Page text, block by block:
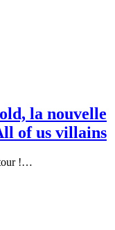
la nouvelle
of us villains
!…